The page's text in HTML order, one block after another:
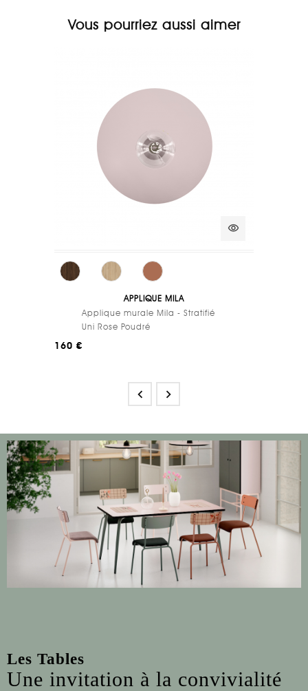
Vous pourriez aussi aimer
visibility
APPLIQUE MILA
Applique murale Mila - Stratifié
Uni Rose Poudré
160 €
 
Les Tables
Une invitation à la convivialité